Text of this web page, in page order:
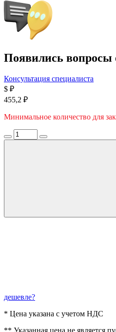
Появились вопросы
Консультация специалиста
$ ₽
455,2 ₽
Минимальное количество для
дешевле?
* Цена указана с учетом НДС
** Указанная цена не является